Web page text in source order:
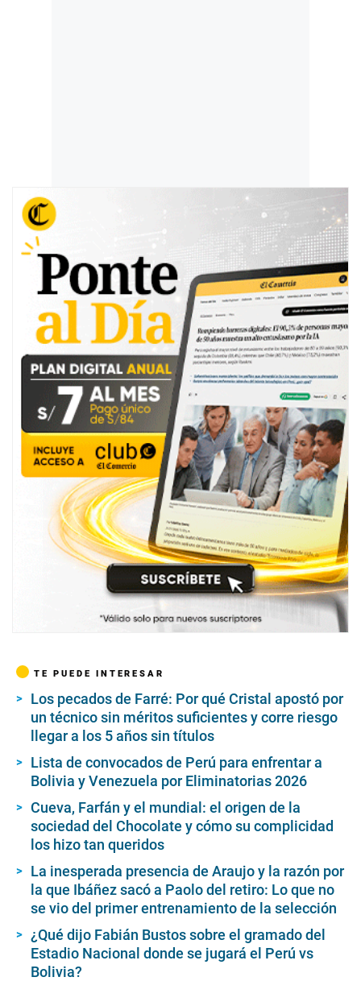
TE PUEDE INTERESAR
Los pecados de Farré: Por qué Cristal apostó por
un técnico sin méritos suficientes y corre riesgo
llegar a los 5 años sin títulos
Lista de convocados de Perú para enfrentar a
Bolivia y Venezuela por Eliminatorias 2026
Cueva, Farfán y el mundial: el origen de la
sociedad del Chocolate y cómo su complicidad
los hizo tan queridos
La inesperada presencia de Araujo y la razón por
la que Ibáñez sacó a Paolo del retiro: Lo que no
se vio del primer entrenamiento de la selección
¿Qué dijo Fabián Bustos sobre el gramado del
Estadio Nacional donde se jugará el Perú vs
Bolivia?